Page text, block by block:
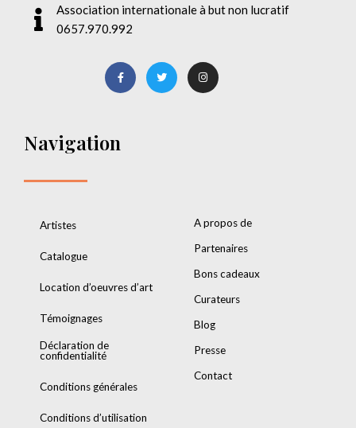
Association internationale à but non lucratif
0657.970.992
Navigation
Artistes
Catalogue
Location d’oeuvres d’art
Témoignages
Déclaration de
confidentialité
Conditions générales
Conditions d’utilisation
A propos de
Partenaires
Bons cadeaux
Curateurs
Blog
Presse
Contact